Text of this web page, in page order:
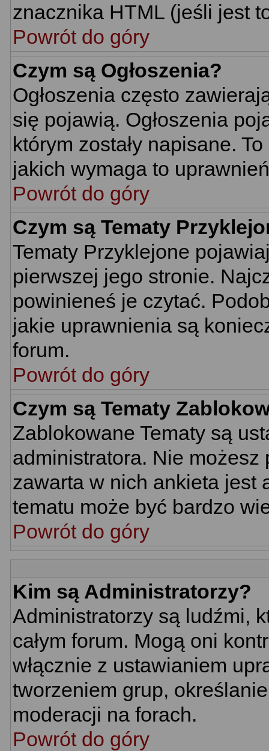
znacznika HTML (jeśli jest
Powrót do góry
Czym są Ogłoszenia?
Ogłoszenia często
się pojawią. Ogłoszenia
którym zostały napisane.
jakich wymaga to
Powrót do góry
Czym są Tematy
Tematy Przyklejone
pierwszej jego stronie.
powinieneś je czytać.
jakie uprawnienia są
forum.
Powrót do góry
Czym są Tematy
Zablokowane Tematy są
administratora. Nie
zawarta w nich ankieta jest
tematu może być bardzo
Powrót do góry
Kim są Administratorzy?
Administratorzy są ludźmi,
całym forum. Mogą oni
włącznie z ustawianiem
tworzeniem grup,
moderacji na forach.
Powrót do góry